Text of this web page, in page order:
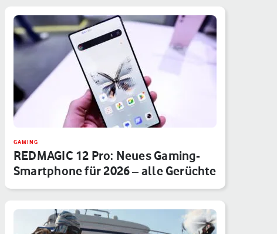
GAMING
REDMAGIC 12 Pro: Neues Gaming-
Smartphone für 2026 – alle Gerüchte